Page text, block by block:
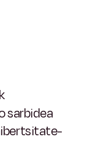
sarbidea